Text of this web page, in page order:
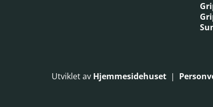
Utviklet av Hjemmesidehuset |